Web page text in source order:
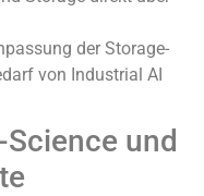
der Storage-
von Industrial AI
und